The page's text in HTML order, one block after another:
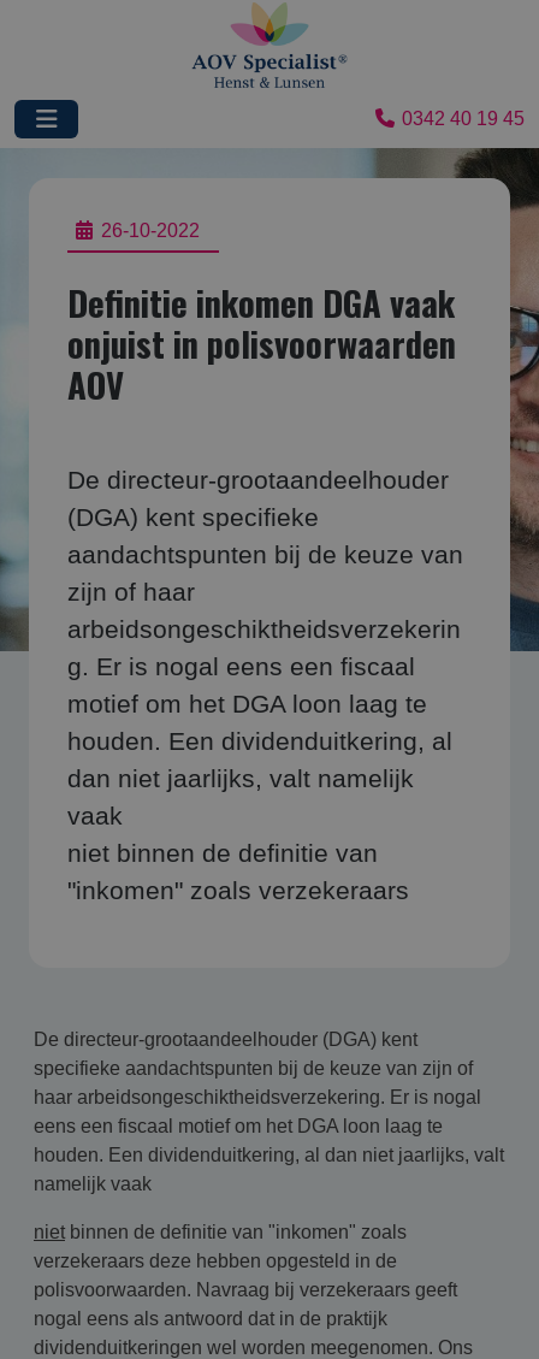
0342 40 19 45
26-10-2022
Definitie inkomen DGA vaak
onjuist in polisvoorwaarden
AOV
De directeur-grootaandeelhouder
(DGA) kent specifieke
aandachtspunten bij de keuze van
zijn of haar
arbeidsongeschiktheidsverzekerin
g. Er is nogal eens een fiscaal
motief om het DGA loon laag te
houden. Een dividenduitkering, al
dan niet jaarlijks, valt namelijk
vaak
niet binnen de definitie van
"inkomen" zoals verzekeraars
De directeur-grootaandeelhouder (DGA) kent
specifieke aandachtspunten bij de keuze van zijn of
haar arbeidsongeschiktheidsverzekering. Er is nogal
eens een fiscaal motief om het DGA loon laag te
houden. Een dividenduitkering, al dan niet jaarlijks, valt
namelijk vaak
niet binnen de definitie van "inkomen" zoals
verzekeraars deze hebben opgesteld in de
polisvoorwaarden. Navraag bij verzekeraars geeft
nogal eens als antwoord dat in de praktijk
dividenduitkeringen wel worden meegenomen. Ons